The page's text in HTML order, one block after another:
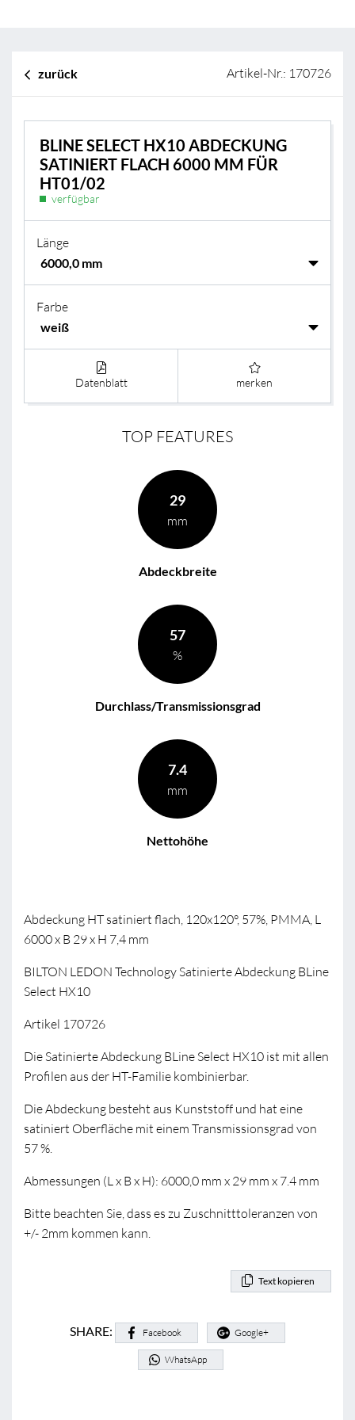
zurück Artikel-Nr.: 170726
BLINE SELECT HX10 ABDECKUNG
SATINIERT FLACH 6000 MM FÜR
HT01/02
verfügbar
Länge
Farbe
Datenblatt merken
TOP FEATURES
29
mm
Abdeckbreite
57
%
Durchlass/Transmissionsgrad
7.4
mm
Nettohöhe
Abdeckung HT satiniert flach, 120x120°, 57%, PMMA, L
6000 x B 29 x H 7,4 mm
BILTON LEDON Technology Satinierte Abdeckung BLine
Select HX10
Artikel 170726
Die Satinierte Abdeckung BLine Select HX10 ist mit allen
Profilen aus der HT-Familie kombinierbar.
Die Abdeckung besteht aus Kunststoff und hat eine
satiniert Oberfläche mit einem Transmissionsgrad von
57 %.
Abmessungen (L x B x H): 6000,0 mm x 29 mm x 7.4 mm
Bitte beachten Sie, dass es zu Zuschnitttoleranzen von
+/- 2mm kommen kann.
Text kopieren
SHARE: Facebook Google+
WhatsApp